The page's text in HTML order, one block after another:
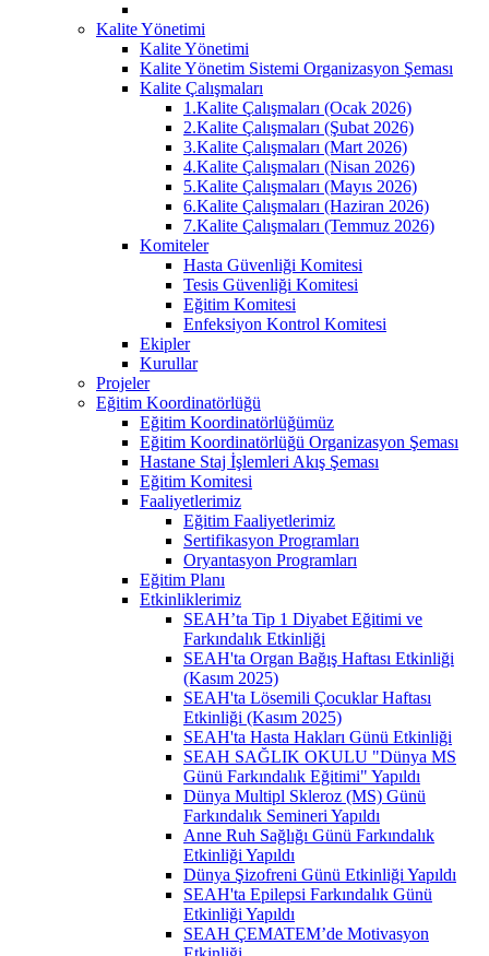
Kalite Yönetimi
Kalite Yönetimi
Kalite Yönetim Sistemi Organizasyon Şeması
Kalite Çalışmaları
1.Kalite Çalışmaları (Ocak 2026)
2.Kalite Çalışmaları (Şubat 2026)
3.Kalite Çalışmaları (Mart 2026)
4.Kalite Çalışmaları (Nisan 2026)
5.Kalite Çalışmaları (Mayıs 2026)
6.Kalite Çalışmaları (Haziran 2026)
7.Kalite Çalışmaları (Temmuz 2026)
Komiteler
Hasta Güvenliği Komitesi
Tesis Güvenliği Komitesi
Eğitim Komitesi
Enfeksiyon Kontrol Komitesi
Ekipler
Kurullar
Projeler
Eğitim Koordinatörlüğü
Eğitim Koordinatörlüğümüz
Eğitim Koordinatörlüğü Organizasyon Şeması
Hastane Staj İşlemleri Akış Şeması
Eğitim Komitesi
Faaliyetlerimiz
Eğitim Faaliyetlerimiz
Sertifikasyon Programları
Oryantasyon Programları
Eğitim Planı
Etkinliklerimiz
SEAH’ta Tip 1 Diyabet Eğitimi ve
Farkındalık Etkinliği
SEAH'ta Organ Bağış Haftası Etkinliği
(Kasım 2025)
SEAH'ta Lösemili Çocuklar Haftası
Etkinliği (Kasım 2025)
SEAH'ta Hasta Hakları Günü Etkinliği
SEAH SAĞLIK OKULU "Dünya MS
Günü Farkındalık Eğitimi" Yapıldı
Dünya Multipl Skleroz (MS) Günü
Farkındalık Semineri Yapıldı
Anne Ruh Sağlığı Günü Farkındalık
Etkinliği Yapıldı
Dünya Şizofreni Günü Etkinliği Yapıldı
SEAH'ta Epilepsi Farkındalık Günü
Etkinliği Yapıldı
SEAH ÇEMATEM’de Motivasyon